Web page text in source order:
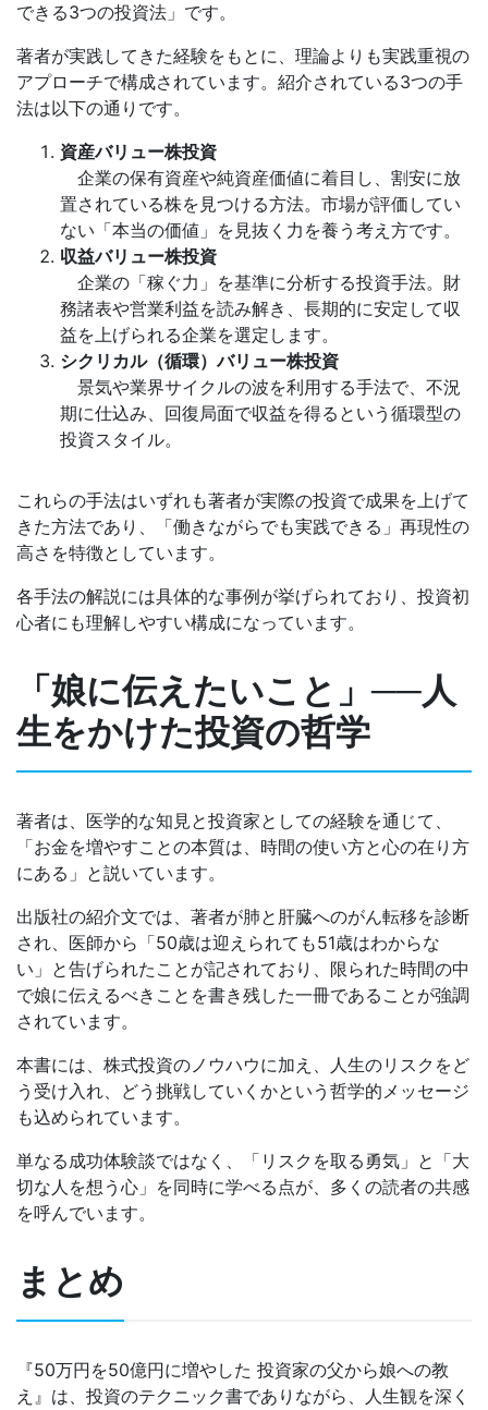
できる3つの投資法」です。
著者が実践してきた経験をもとに、理論よりも実践重視の
アプローチで構成されています。紹介されている3つの手
法は以下の通りです。
資産バリュー株投資
企業の保有資産や純資産価値に着目し、割安に放
置されている株を見つける方法。市場が評価してい
ない「本当の価値」を見抜く力を養う考え方です。
収益バリュー株投資
企業の「稼ぐ力」を基準に分析する投資手法。財
務諸表や営業利益を読み解き、長期的に安定して収
益を上げられる企業を選定します。
シクリカル（循環）バリュー株投資
景気や業界サイクルの波を利用する手法で、不況
期に仕込み、回復局面で収益を得るという循環型の
投資スタイル。
これらの手法はいずれも著者が実際の投資で成果を上げて
きた方法であり、「働きながらでも実践できる」再現性の
高さを特徴としています。
各手法の解説には具体的な事例が挙げられており、投資初
心者にも理解しやすい構成になっています。
「娘に伝えたいこと」──人
生をかけた投資の哲学
著者は、医学的な知見と投資家としての経験を通じて、
「お金を増やすことの本質は、時間の使い方と心の在り方
にある」と説いています。
出版社の紹介文では、著者が肺と肝臓へのがん転移を診断
され、医師から「50歳は迎えられても51歳はわからな
い」と告げられたことが記されており、限られた時間の中
で娘に伝えるべきことを書き残した一冊であることが強調
されています。
本書には、株式投資のノウハウに加え、人生のリスクをど
う受け入れ、どう挑戦していくかという哲学的メッセージ
も込められています。
単なる成功体験談ではなく、「リスクを取る勇気」と「大
切な人を想う心」を同時に学べる点が、多くの読者の共感
を呼んでいます。
まとめ
『50万円を50億円に増やした 投資家の父から娘への教
え』は、投資のテクニック書でありながら、人生観を深く